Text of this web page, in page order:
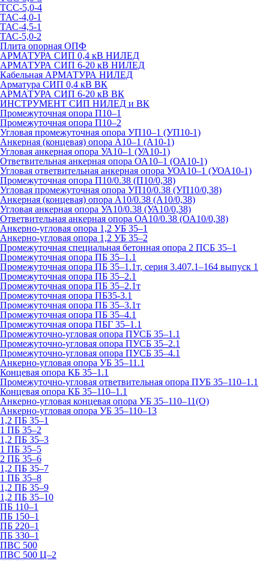
ТСС-5,0-4
ТАС-4,0-1
ТАС-4,5-1
ТАС-5,0-2
Плита опорная ОПФ
АРМАТУРА СИП 0,4 кВ НИЛЕД
АРМАТУРА СИП 6-20 кВ НИЛЕД
Кабельная АРМАТУРА НИЛЕД
Арматура СИП 0,4 кВ ВК
АРМАТУРА СИП 6-20 кВ ВК
ИНСТРУМЕНТ СИП НИЛЕД и ВК
Промежуточная опора П10–1
Промежуточная опора П10–2
Угловая промежуточная опора УП10–1 (УП10-1)
Анкерная (концевая) опора А10–1 (А10-1)
Угловая анкерная опора УА10–1 (УА10-1)
Ответвительная анкерная опора ОА10–1 (ОА10-1)
Угловая ответвительная анкерная опора УОА10–1 (УОА10-1)
Промежуточная опора П10/0.38 (П10/0,38)
Угловая промежуточная опора УП10/0.38 (УП10/0,38)
Анкерная (концевая) опора А10/0.38 (А10/0,38)
Угловая анкерная опора УА10/0.38 (УА10/0,38)
Ответвительная анкерная опора ОА10/0.38 (ОА10/0,38)
Анкерно-угловая опора 1,2 УБ 35–1
Анкерно-угловая опора 1,2 УБ 35–2
Промежуточная специальная бетонная опора 2 ПСБ 35–1
Промежуточная опора ПБ 35–1.1
Промежуточная опора ПБ 35–1.1т, серия 3.407.1–164 выпуск 1
Промежуточная опора ПБ 35–2.1
Промежуточная опора ПБ 35–2.1т
Промежуточная опора ПБ35-3.1
Промежуточная опора ПБ 35–3.1т
Промежуточная опора ПБ 35–4.1
Промежуточная опора ПБГ 35–1.1
Промежуточно-угловая опора ПУСБ 35–1.1
Промежуточно-угловая опора ПУСБ 35–2.1
Промежуточно-угловая опора ПУСБ 35–4.1
Анкерно-угловая опора УБ 35–11.1
Концевая опора КБ 35–1.1
Промежуточно-угловая ответвительная опора ПУБ 35–110–1.1
Концевая опора КБ 35–110–1.1
Анкерно-угловая концевая опора УБ 35–110–11(О)
Анкерно-угловая опора УБ 35–110–13
1,2 ПБ 35–1
1 ПБ 35–2
1,2 ПБ 35–3
1 ПБ 35–5
2 ПБ 35–6
1,2 ПБ 35–7
1 ПБ 35–8
1,2 ПБ 35–9
1,2 ПБ 35–10
ПБ 110–1
ПБ 150–1
ПБ 220–1
ПБ 330–1
ПВС 500
ПВС 500 Ц–2